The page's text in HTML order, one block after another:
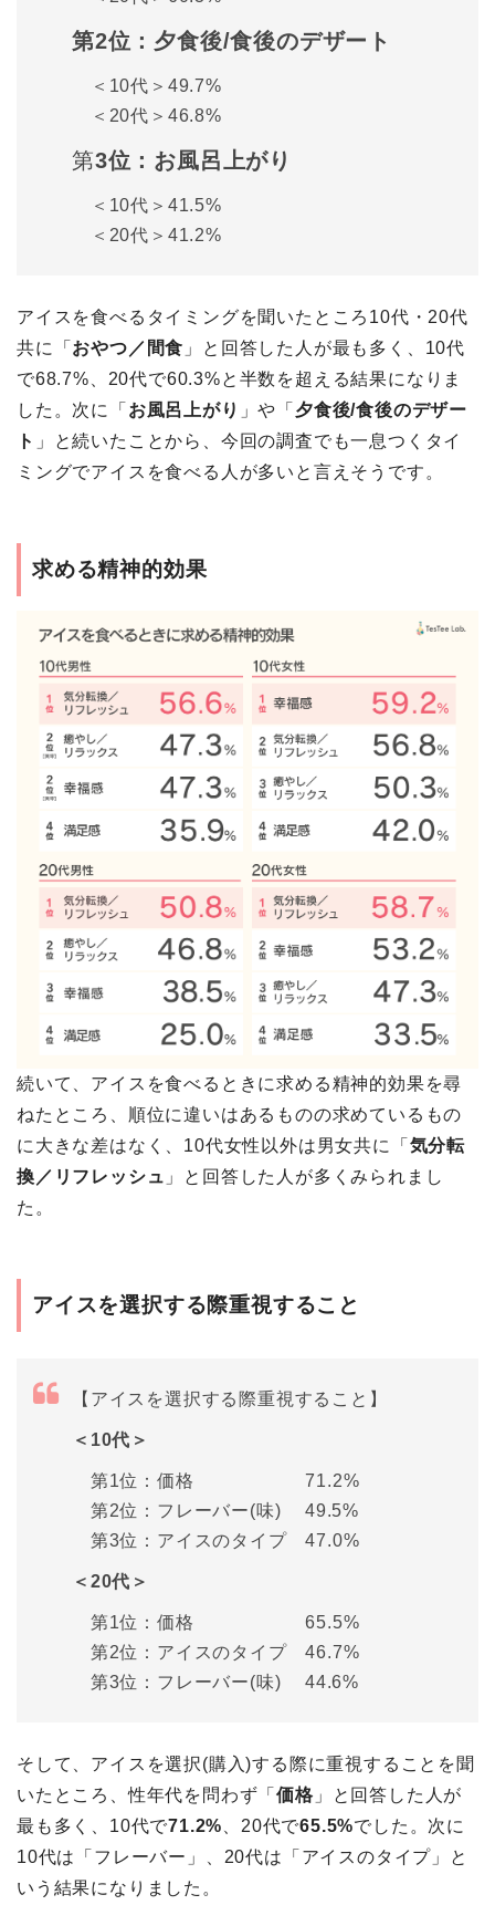
第2位：夕食後/食後のデザート
＜10代＞49.7%
＜20代＞46.8%
第3位：お風呂上がり
＜10代＞41.5%
＜20代＞41.2%
アイスを食べるタイミングを聞いたところ10代・20代
共に「 おやつ／間食 」と回答した人が最も多く、10代
で68.7%、20代で60.3%と半数を超える結果になりま
した。次に「 お風呂上がり 」や「 夕食後/食後のデザー
ト 」と続いたことから、今回の調査でも一息つくタイ
ミングでアイスを食べる人が多いと言えそうです。
求める精神的効果
続いて、アイスを食べるときに求める精神的効果を尋
ねたところ、順位に違いはあるものの求めているもの
に大きな差はなく、10代女性以外は男女共に「 気分転
換／リフレッシュ 」と回答した人が多くみられまし
た。
アイスを選択する際重視すること
【アイスを選択する際重視すること】
＜10代＞
第1位：価格 71.2%
第2位：フレーバー(味) 49.5%
第3位：アイスのタイプ 47.0%
＜20代＞
第1位：価格 65.5%
第2位：アイスのタイプ 46.7%
第3位：フレーバー(味) 44.6%
そして、アイスを選択(購入)する際に重視することを聞
いたところ、性年代を問わず「価格 」と回答した人が
最も多く、10代で71.2% 、20代で65.5%でした。次に
10代は「フレーバー」、20代は「アイスのタイプ」と
いう結果になりました。